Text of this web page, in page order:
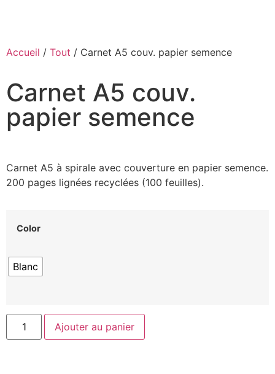
Accueil / Tout / Carnet A5 couv. papier semence
Carnet A5 couv.
papier semence
Carnet A5 à spirale avec couverture en papier semence.
200 pages lignées recyclées (100 feuilles).
Color
Blanc
Ajouter au panier